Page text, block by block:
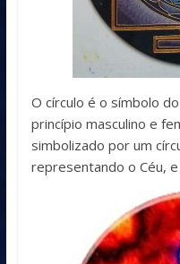
O círculo é o símbolo
princípio masculino e
simbolizado por um
representando o Céu,